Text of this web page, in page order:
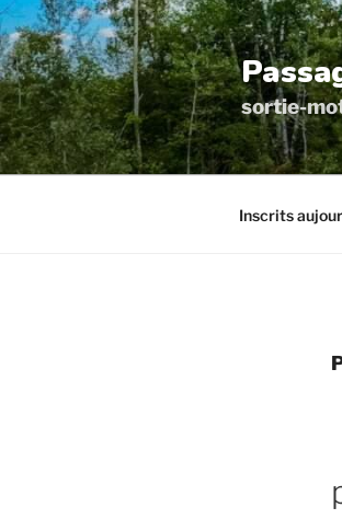
Aller
au
contenu
principal
sortie-
Inscrits